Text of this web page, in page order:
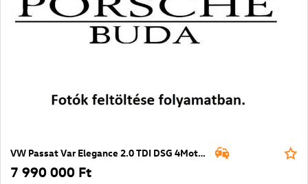
VW Passat Var Elegance 2.0 TDI DSG 4Motion
7 990 000 Ft